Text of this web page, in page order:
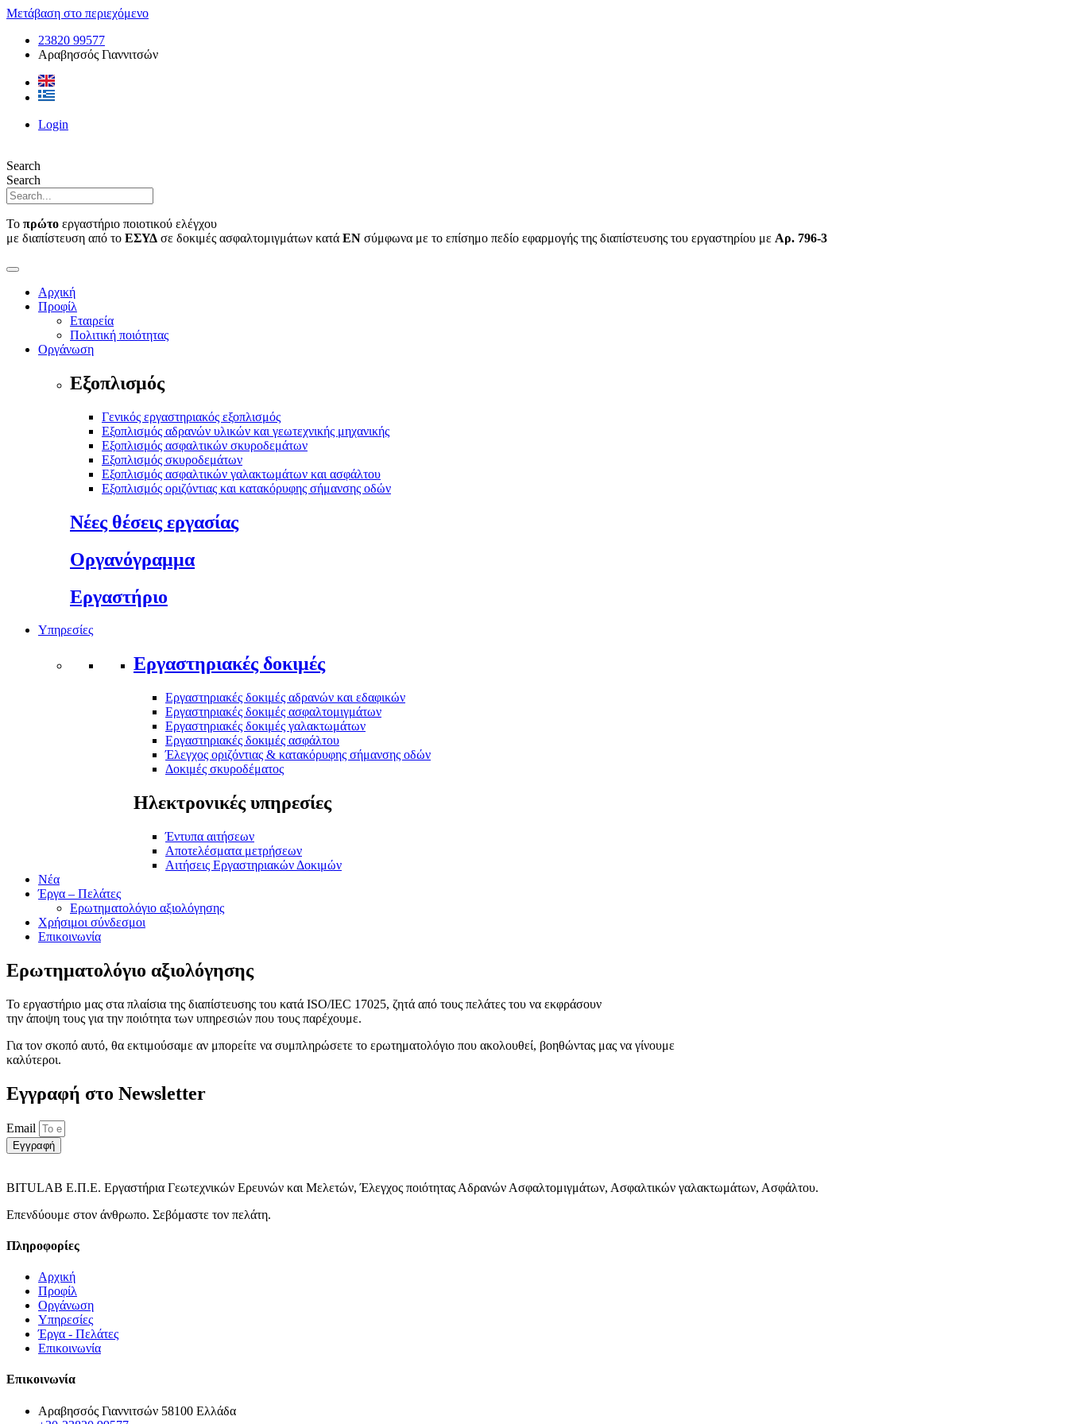
Μετάβαση στο περιεχόμενο
23820 99577
Αραβησσός Γιαννιτσών
Login
Search
Search
Το πρώτο εργαστήριο ποιοτικού ελέγχου
με διαπίστευση από το ΕΣΥΔ σε δοκιμές ασφαλτομιγμάτων κατά ΕΝ σύμφωνα με το επίσημο πεδίο εφαρμογής της διαπίστευσης του εργαστηρίου με Αρ. 796-3
Αρχική
Προφίλ
Εταιρεία
Πολιτική ποιότητας
Οργάνωση
Εξοπλισμός
Γενικός εργαστηριακός εξοπλισμός
Εξοπλισμός αδρανών υλικών και γεωτεχνικής μηχανικής
Εξοπλισμός ασφαλτικών σκυροδεμάτων
Εξοπλισμός σκυροδεμάτων
Εξοπλισμός ασφαλτικών γαλακτωμάτων και ασφάλτου
Εξοπλισμός οριζόντιας και κατακόρυφης σήμανσης οδών
Νέες θέσεις εργασίας
Οργανόγραμμα
Εργαστήριο
Υπηρεσίες
Εργαστηριακές δοκιμές
Εργαστηριακές δοκιμές αδρανών και εδαφικών
Εργαστηριακές δοκιμές ασφαλτομιγμάτων
Εργαστηριακές δοκιμές γαλακτωμάτων
Εργαστηριακές δοκιμές ασφάλτου
Έλεγχος οριζόντιας & κατακόρυφης σήμανσης οδών
Δοκιμές σκυροδέματος
Ηλεκτρονικές υπηρεσίες
Έντυπα αιτήσεων
Αποτελέσματα μετρήσεων
Αιτήσεις Εργαστηριακών Δοκιμών
Νέα
Έργα – Πελάτες
Ερωτηματολόγιο αξιολόγησης
Χρήσιμοι σύνδεσμοι
Επικοινωνία
Ερωτηματολόγιο αξιολόγησης
Το εργαστήριο μας στα πλαίσια της διαπίστευσης του κατά ISO/IEC 17025, ζητά από τους πελάτες του να εκφράσουν
την άποψη τους για την ποιότητα των υπηρεσιών που τους παρέχουμε.
Για τον σκοπό αυτό, θα εκτιμούσαμε αν μπορείτε να συμπληρώσετε το ερωτηματολόγιο που ακολουθεί, βοηθώντας μας να γίνουμε
καλύτεροι.
Εγγραφή στο Νewsletter
Email
Εγγραφή
BITULAB Ε.Π.Ε. Εργαστήρια Γεωτεχνικών Ερευνών και Μελετών, Έλεγχος ποιότητας Αδρανών Ασφαλτομιγμάτων, Ασφαλτικών γαλακτωμάτων, Ασφάλτου.
Επενδύουμε στον άνθρωπο. Σεβόμαστε τον πελάτη.
Πληροφορίες
Αρχική
Προφίλ
Οργάνωση
Υπηρεσίες
Έργα - Πελάτες
Επικοινωνία
Επικοινωνία
Αραβησσός Γιαννιτσών 58100 Ελλάδα